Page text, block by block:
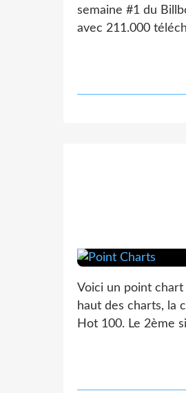
semaine #1 du
avec 211.000
Voici un point
haut des charts, la
Hot 100. Le 2ème